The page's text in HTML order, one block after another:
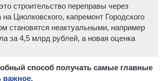
строительство переправы через
Циолковского, капремонт Городского
становятся неактуальными, например
за 4,5 млрд рублей, а новая оценка
способ получать самые главные
важное.